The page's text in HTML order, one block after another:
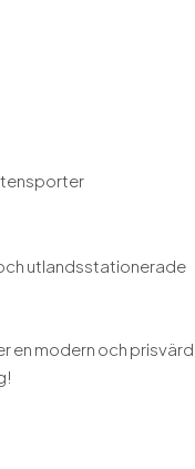
utlandsstationerade
en modern och prisvärd